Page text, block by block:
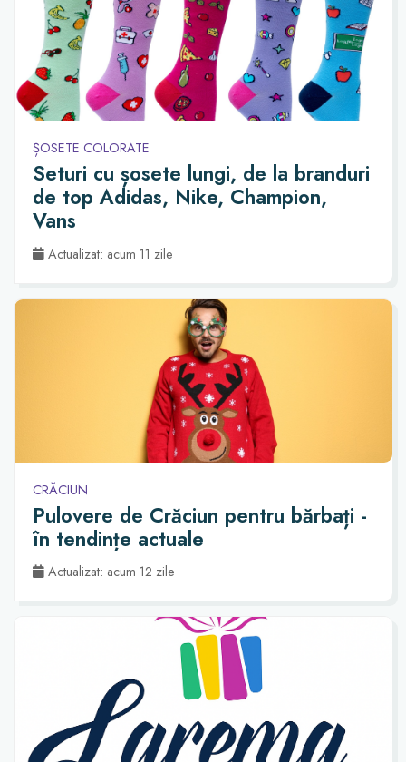
ȘOSETE COLORATE
Seturi cu șosete lungi, de la branduri
de top Adidas, Nike, Champion,
Vans
Actualizat: acum 11 zile
CRĂCIUN
Pulovere de Crăciun pentru bărbați -
în tendințe actuale
Actualizat: acum 12 zile